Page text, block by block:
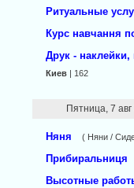
Ритуальные
Курс навчання
Друк - наклейки,
Киев| 162
Пятница, 7
Няня ( Няни /
Прибиральниця
Высотные